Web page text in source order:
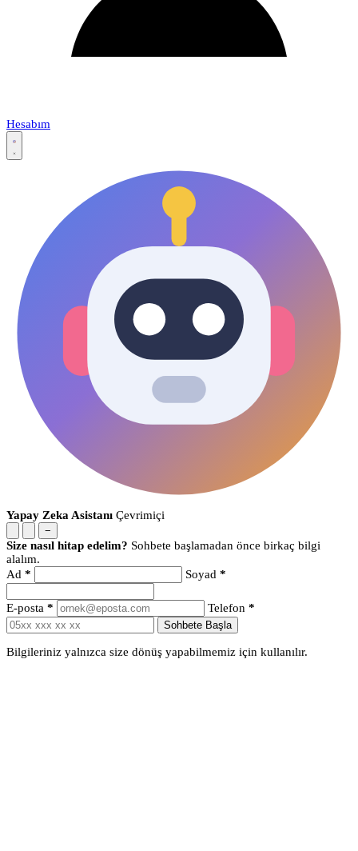
Hesabım
Yapay Zeka Asistanı Çevrimiçi
−
Size nasıl hitap edelim? Sohbete başlamadan önce birkaç bilgi
alalım.
Ad * Soyad *
E-posta * Telefon *
Sohbete Başla
Bilgileriniz yalnızca size dönüş yapabilmemiz için kullanılır.